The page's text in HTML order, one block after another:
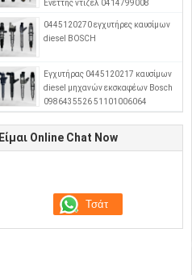
Ενέττης ντίζελ 0414799008
0445120270 εγχυτήρες καυσίμων
diesel BOSCH
Εγχυτήρας 0445120217 καυσίμων
diesel μηχανών εκσκαφέων Bosch
0986435526 51101006064
Είμαι Online Chat Now